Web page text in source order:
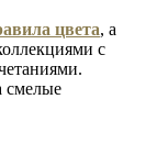
цвета, а
с
смелые